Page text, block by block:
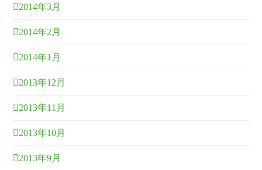
2014年3月
2014年2月
2014年1月
2013年12月
2013年11月
2013年10月
2013年9月